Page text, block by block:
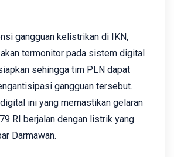
gangguan kelistrikan di IKN,
termonitor pada sistem digital
sehingga tim PLN dapat
gangguan tersebut.
ini yang memastikan gelaran
RI berjalan dengan listrik yang
Darmawan.